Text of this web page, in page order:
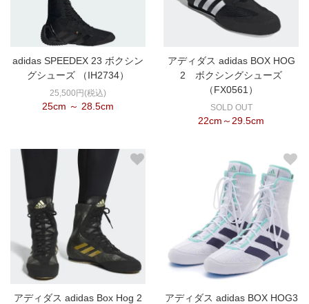
adidas SPEEDEX 23 ボクシン
グシューズ （IH2734）
25,500円(税込)
25cm ～ 28.5cm
アディダス adidas BOX HOG
2 ボクシングシューズ
（FX0561）
SOLD OUT
22cm～29.5cm
アディダス adidas Box Hog 2
アディダス adidas BOX HOG3